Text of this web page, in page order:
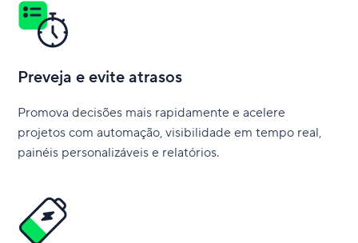
Preveja e evite atrasos
Promova decisões mais rapidamente e acelere
projetos com automação, visibilidade em tempo real,
painéis personalizáveis e relatórios.